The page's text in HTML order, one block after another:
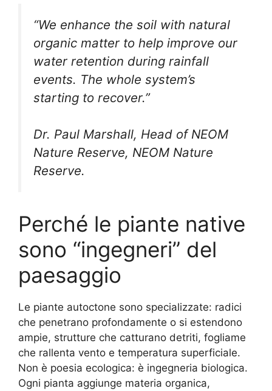
“We enhance the soil with natural
organic matter to help improve our
water retention during rainfall
events. The whole system’s
starting to recover.”
Dr. Paul Marshall, Head of NEOM
Nature Reserve, NEOM Nature
Reserve.
Perché le piante native
sono “ingegneri” del
paesaggio
Le piante autoctone sono specializzate: radici
che penetrano profondamente o si estendono
ampie, strutture che catturano detriti, fogliame
che rallenta vento e temperatura superficiale.
Non è poesia ecologica: è ingegneria biologica.
Ogni pianta aggiunge materia organica,